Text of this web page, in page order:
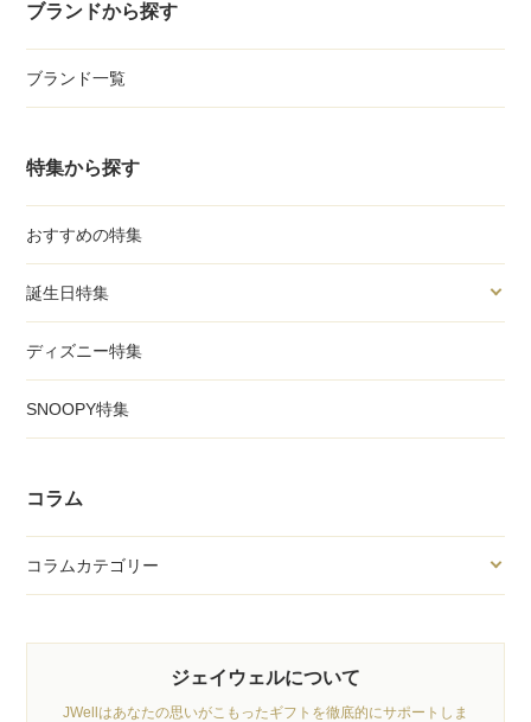
ブランドから探す
ブランド一覧
特集から探す
おすすめの特集
誕生日特集
ディズニー特集
SNOOPY特集
コラム
コラムカテゴリー
ジェイウェルについて
JWellはあなたの思いがこもったギフトを徹底的にサポートしま